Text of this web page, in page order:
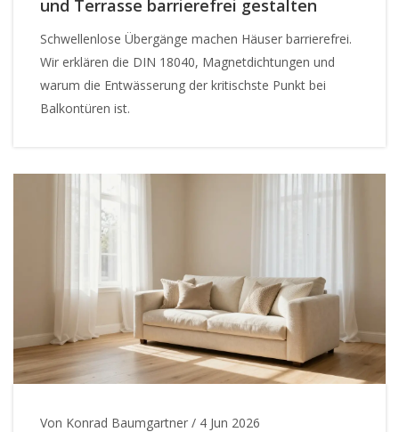
und Terrasse barrierefrei gestalten
Schwellenlose Übergänge machen Häuser barrierefrei.
Wir erklären die DIN 18040, Magnetdichtungen und
warum die Entwässerung der kritischste Punkt bei
Balkontüren ist.
Von Konrad Baumgartner / 4 Jun 2026